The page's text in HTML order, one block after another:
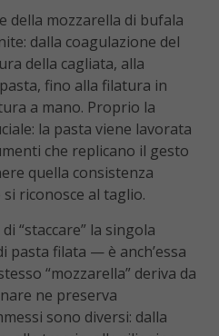
della mozzarella di bufala
dalla coagulazione del
della cagliata, alla
fino alla filatura in
a mano. Proprio la
la pasta viene lavorata
che replicano il gesto
quella consistenza
riconosce al taglio.
“staccare” la singola
pasta filata — è anch’essa
“mozzarella” deriva da
ne preserva
sono diversi: dalla